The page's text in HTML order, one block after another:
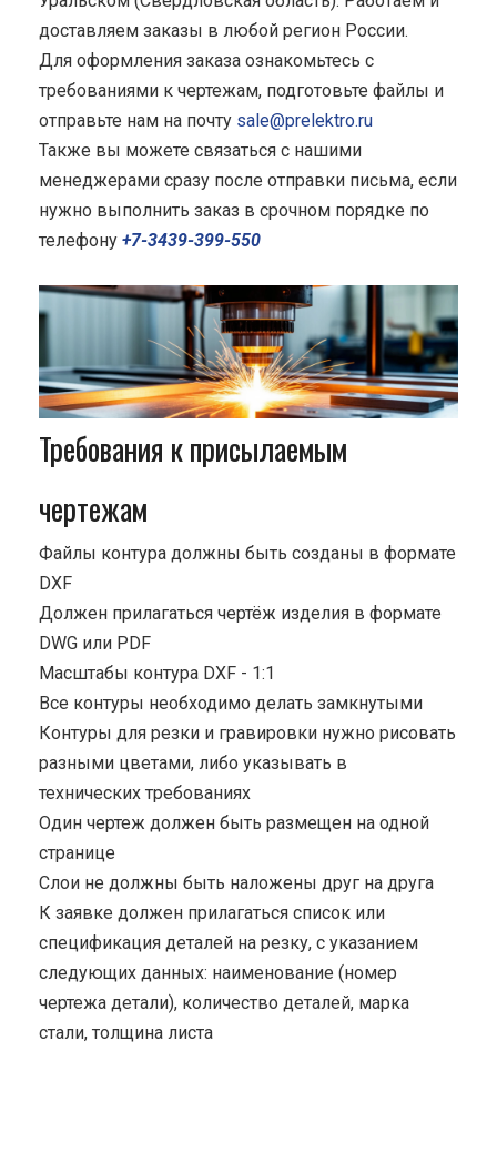
доставляем заказы в любой регион России.
Для оформления заказа ознакомьтесь с
требованиями к чертежам, подготовьте файлы и
отправьте нам на почту sale@prelektro.ru
Также вы можете связаться с нашими
менеджерами сразу после отправки письма, если
нужно выполнить заказ в срочном порядке по
телефону +7-3439-399-550
Требования к присылаемым
чертежам
Файлы контура должны быть созданы в формате
DXF
Должен прилагаться чертёж изделия в формате
DWG или PDF
Масштабы контура DXF - 1:1
Все контуры необходимо делать замкнутыми
Контуры для резки и гравировки нужно рисовать
разными цветами, либо указывать в
технических требованиях
Один чертеж должен быть размещен на одной
странице
Cлои не должны быть наложены друг на друга
К заявке должен прилагаться список или
спецификация деталей на резку, с указанием
следующих данных: наименование (номер
чертежа детали), количество деталей, марка
стали, толщина листа